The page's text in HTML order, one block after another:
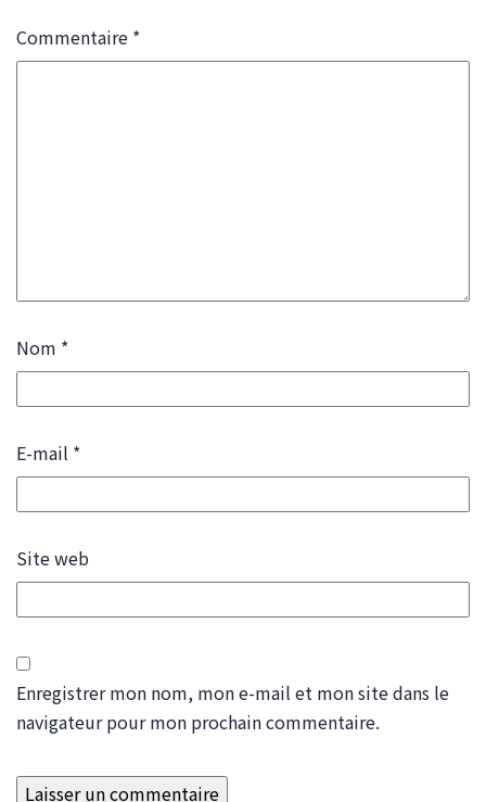
Commentaire *
Nom *
E-mail *
Site web
Enregistrer mon nom, mon e-mail et mon site dans le
navigateur pour mon prochain commentaire.